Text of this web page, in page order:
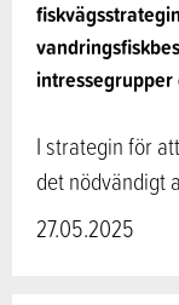
I strategin för
det nödvändigt
27.05.2025